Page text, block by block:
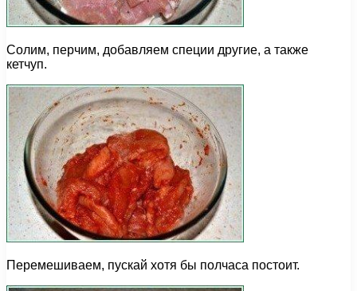
Солим, перчим, добавляем специи другие, а также
кетчуп.
Перемешиваем, пускай хотя бы полчаса постоит.